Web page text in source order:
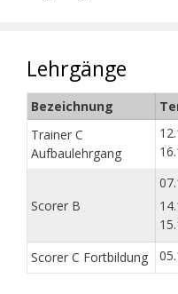
Lehrgänge
Bezeichnung
Trainer C
Aufbaulehrgang
Scorer B
Scorer C Fortbildung